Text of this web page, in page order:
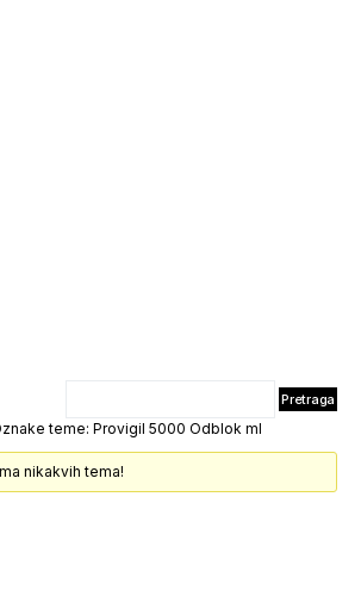
teme: Provigil 5000 Odblok ml
nikakvih tema!